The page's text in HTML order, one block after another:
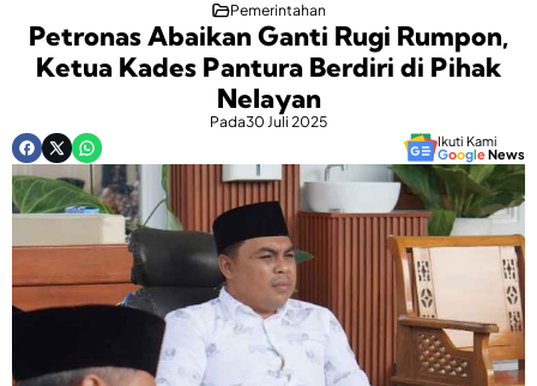
Pemerintahan
Petronas Abaikan Ganti Rugi Rumpon,
Ketua Kades Pantura Berdiri di Pihak
Nelayan
Pada30 Juli 2025
Ikuti Kami
GoogleNews